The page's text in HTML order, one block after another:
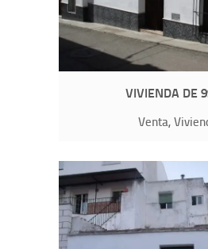
VIVIENDA DE
Venta,